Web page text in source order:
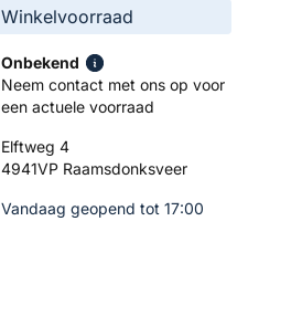
Winkelvoorraad
Onbekend
Neem contact met ons op voor
een actuele voorraad
Elftweg 4
4941VP Raamsdonksveer
Vandaag geopend tot 17:00